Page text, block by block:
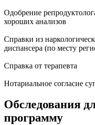
Одобрение
хороших анализов
Справки из
диспансера (по месту
Справка от терапевта
Нотариальное согласие
Обследования
программу